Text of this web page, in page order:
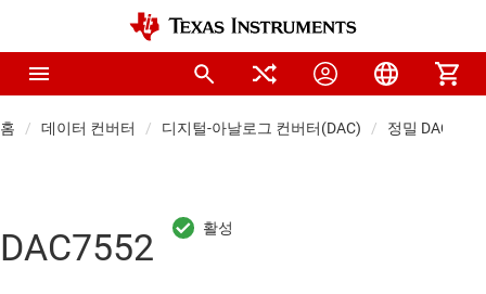
홈 데이터 컨버터 디지털-아날로그 컨버터(DAC) 정밀 DAC(≤10
DAC7552